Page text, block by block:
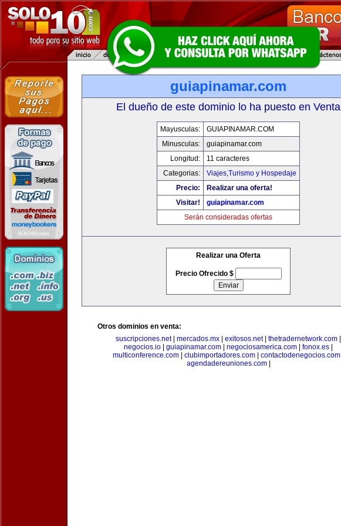
guiapinamar.com
El dueño de este dominio lo ha puesto en Venta
Mayusculas:
GUIAPINAMAR.COM
Minusculas:
guiapinamar.com
Longitud:
11 caracteres
Categorias:
Viajes,Turismo y Hospedaje
Precio:
Realizar una oferta!
Visitar!
guiapinamar.com
Serán consideradas ofertas
Realizar una Oferta
Precio Ofrecido $
Otros dominios en venta:
suscripciones.net| mercados.mx exitosos.net| thetradernetwork.com
negocios.io
guiapinamar.com negociosamerica.com fonox.es
multiconference.com
clubimportadores.com contactodenegocios.com
agendadereuniones.com|